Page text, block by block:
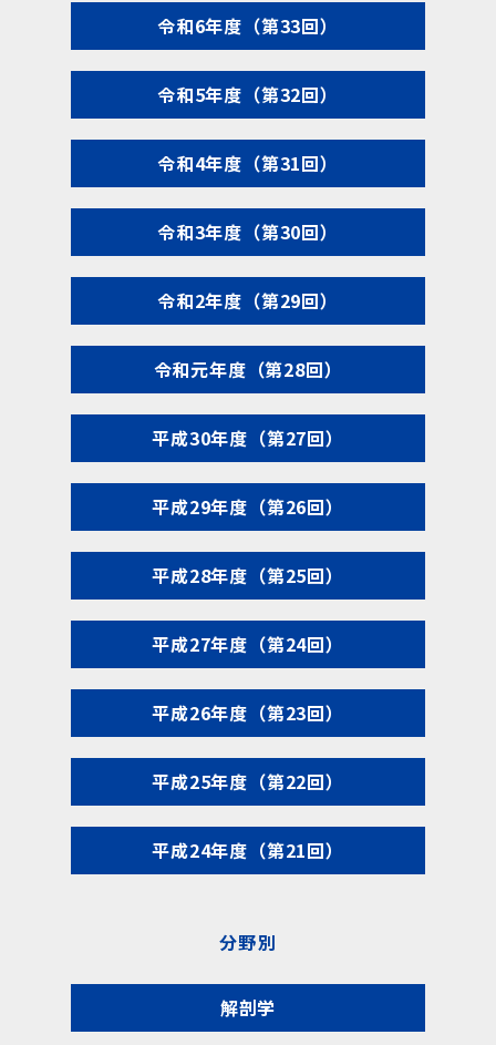
令和6年度（第33回）
令和5年度（第32回）
令和4年度（第31回）
令和3年度（第30回）
令和2年度（第29回）
令和元年度（第28回）
平成30年度（第27回）
平成29年度（第26回）
平成28年度（第25回）
平成27年度（第24回）
平成26年度（第23回）
平成25年度（第22回）
平成24年度（第21回）
分野別
解剖学